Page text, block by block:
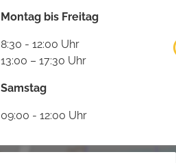
Montag bis Freitag
8:30 - 12:00 Uhr
13:00 – 17:30 Uhr
Samstag
09:00 - 12:00 Uhr